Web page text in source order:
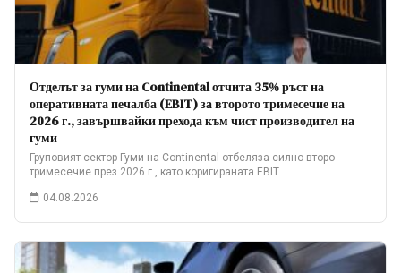
Отделът за гуми на Continental отчита 35% ръст на
оперативната печалба (EBIT) за второто тримесечие на
2026 г., завършвайки прехода към чист производител на
гуми
Груповият сектор Гуми на Continental отбеляза силно второ
тримесечие през 2026 г., като коригираната EBIT…
04.08.2026